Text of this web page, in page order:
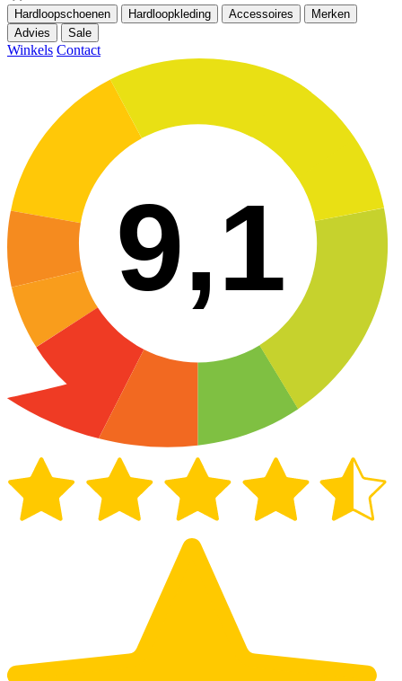
Hardloopschoenen Hardloopkleding Accessoires
Merken
Advies
Sale
Winkels Contact
9,1